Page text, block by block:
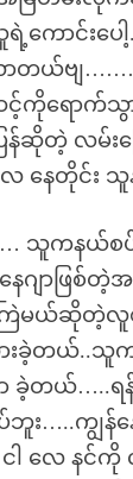
သူရဲ့ကောင်
တယ်ဗျ
ကိုရောက်သွ
ြန်ဆိုတဲ့ လ
တိုင်း သူနဲ့
ျ… သူကန
ေဂျာဖြ
မယ်ဆိုတဲ့လူ
းခဲ့တယ်..သူ
ာ ခဲ့တယ်
…..ကျွန်န
လေ နင်ကို